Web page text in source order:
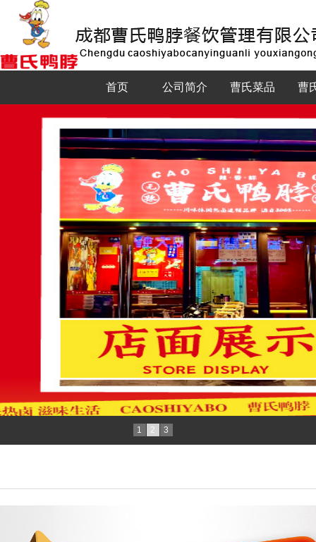
首页 公司简介 曹氏菜品 曹
1 2 3